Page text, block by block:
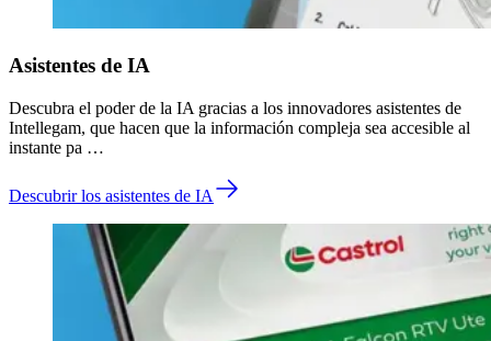
Asistentes de IA
Descubra el poder de la IA gracias a los innovadores asistentes de
Intellegam, que hacen que la información compleja sea accesible al
instante pa …
Descubrir los asistentes de IA